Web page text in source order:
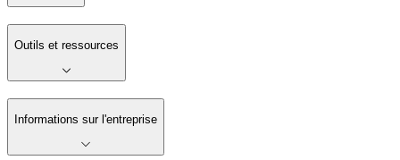
Outils et ressources
Informations sur l'entreprise